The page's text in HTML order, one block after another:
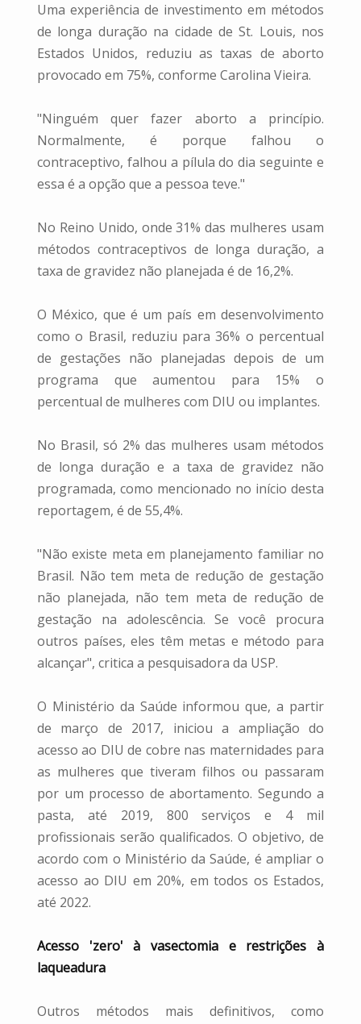
Uma experiência de investimento em métodos
de longa duração na cidade de St. Louis, nos
Estados Unidos, reduziu as taxas de aborto
provocado em 75%, conforme Carolina Vieira.
"Ninguém quer fazer aborto a princípio.
Normalmente, é porque falhou o
contraceptivo, falhou a pílula do dia seguinte e
essa é a opção que a pessoa teve."
No Reino Unido, onde 31% das mulheres usam
métodos contraceptivos de longa duração, a
taxa de gravidez não planejada é de 16,2%.
O México, que é um país em desenvolvimento
como o Brasil, reduziu para 36% o percentual
de gestações não planejadas depois de um
programa que aumentou para 15% o
percentual de mulheres com DIU ou implantes.
No Brasil, só 2% das mulheres usam métodos
de longa duração e a taxa de gravidez não
programada, como mencionado no início desta
reportagem, é de 55,4%.
"Não existe meta em planejamento familiar no
Brasil. Não tem meta de redução de gestação
não planejada, não tem meta de redução de
gestação na adolescência. Se você procura
outros países, eles têm metas e método para
alcançar", critica a pesquisadora da USP.
O Ministério da Saúde informou que, a partir
de março de 2017, iniciou a ampliação do
acesso ao DIU de cobre nas maternidades para
as mulheres que tiveram filhos ou passaram
por um processo de abortamento. Segundo a
pasta, até 2019, 800 serviços e 4 mil
profissionais serão qualificados. O objetivo, de
acordo com o Ministério da Saúde, é ampliar o
acesso ao DIU em 20%, em todos os Estados,
até 2022.
Acesso 'zero' à vasectomia e restrições à
laqueadura
Outros métodos mais definitivos, como